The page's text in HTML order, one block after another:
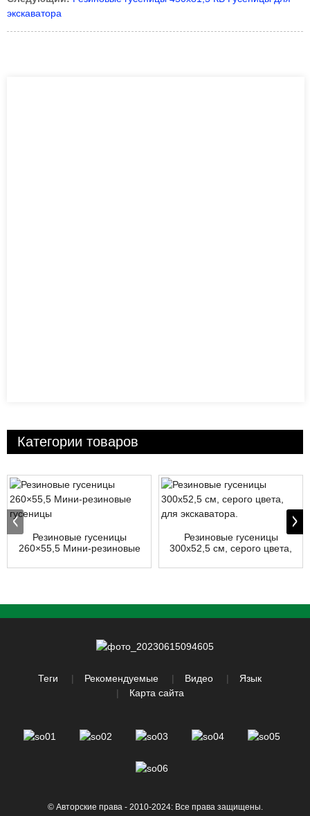
экскаватора
Категории товаров
Резиновые гусеницы
260×55,5 Мини-резиновые
Резиновые гусеницы
300x52,5 см, серого цвета,
Теги Рекомендуемые Видео
Язык
Карта сайта
© Авторские права - 2010-2024: Все права защищены.